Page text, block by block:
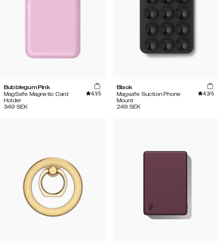
Bubblegum Pink
MagSafe Magnetic Card
Holder
4.1/5
349 SEK
Black
Magsafe Suction Phone
Mount
4.3/5
249 SEK